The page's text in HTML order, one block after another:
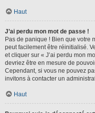
Haut
J’ai perdu mon mot de passe !
Pas de panique ! Bien que votre
peut facilement être réinitialisé.
et cliquer sur « J’ai perdu mon
devriez être en mesure de
Cependant, si vous ne pouvez
invitons à contacter un
Haut